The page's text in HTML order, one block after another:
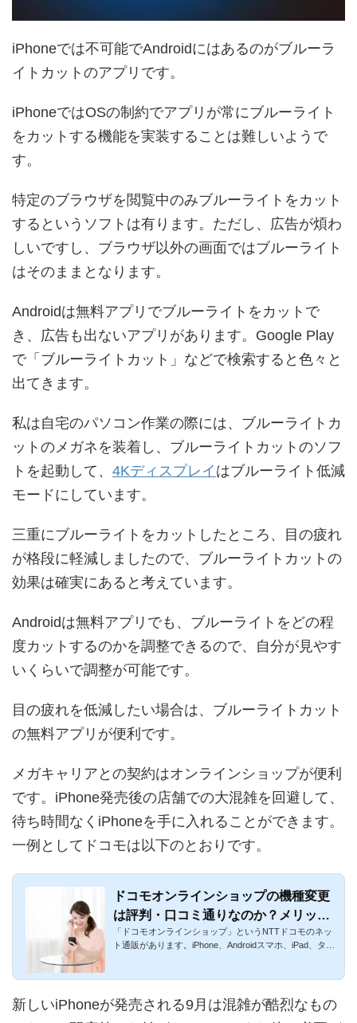
iPhoneでは不可能でAndroidにはあるのがブルーラ
イトカットのアプリです。
iPhoneではOSの制約でアプリが常にブルーライト
をカットする機能を実装することは難しいようで
す。
特定のブラウザを閲覧中のみブルーライトをカット
するというソフトは有ります。ただし、広告が煩わ
しいですし、ブラウザ以外の画面ではブルーライト
はそのままとなります。
Androidは無料アプリでブルーライトをカットで
き、広告も出ないアプリがあります。Google Play
で「ブルーライトカット」などで検索すると色々と
出てきます。
私は自宅のパソコン作業の際には、ブルーライトカ
ットのメガネを装着し、ブルーライトカットのソフ
トを起動して、 4Kディスプレイ はブルーライト低減
モードにしています。
三重にブルーライトをカットしたところ、目の疲れ
が格段に軽減しましたので、ブルーライトカットの
効果は確実にあると考えています。
Androidは無料アプリでも、ブルーライトをどの程
度カットするのかを調整できるので、自分が見やす
いくらいで調整が可能です。
目の疲れを低減したい場合は、ブルーライトカット
の無料アプリが便利です。
メガキャリアとの契約はオンラインショップが便利
です。iPhone発売後の店舗での大混雑を回避して、
待ち時間なくiPhoneを手に入れることができます。
一例としてドコモは以下のとおりです。
ドコモオンラインショップの機種変更
は評判・口コミ通りなのか？メリッ
ト・デメリットを徹底解説
「ドコモオンラインショップ」というNTTドコモのネッ
ト通販があります。iPhone、Androidスマホ、iPad、タブ
新しいiPhoneが発売される9月は混雑が酷烈なもの